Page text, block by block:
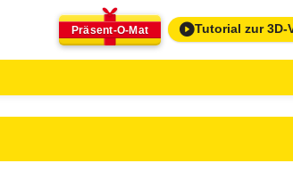
Präsent-O-Mat Tutorial zur 3D-